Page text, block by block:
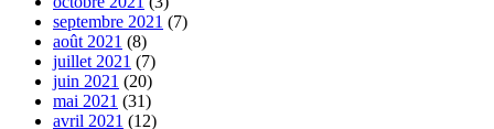
septembre 2021 (7)
août 2021 (8)
juillet 2021 (7)
juin 2021 (20)
mai 2021 (31)
avril 2021 (12)